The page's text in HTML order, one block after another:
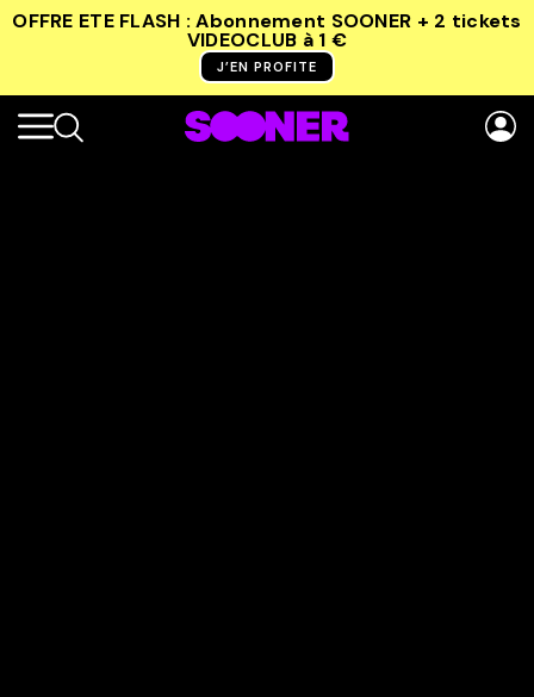
OFFRE ETE FLASH : Abonnement SOONER + 2 tickets
VIDEOCLUB à 1 €
J’EN PROFITE